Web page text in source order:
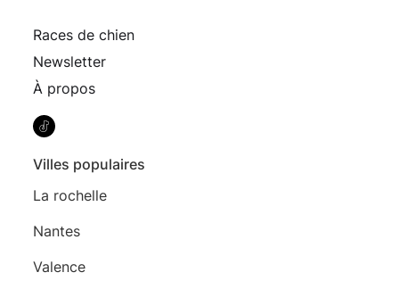
Races de chien
Newsletter
À propos
Villes populaires
La rochelle
Nantes
Valence